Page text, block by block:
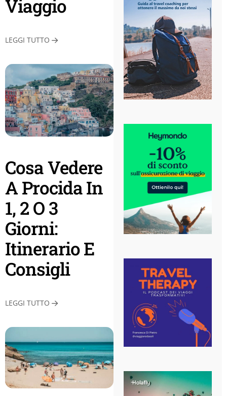
Viaggio
LEGGI TUTTO
Cosa Vedere
A Procida In
1, 2 O 3
Giorni:
Itinerario E
Consigli
LEGGI TUTTO